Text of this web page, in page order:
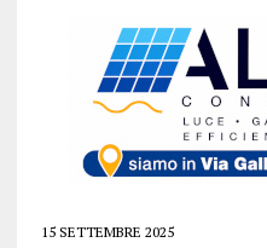
15 SETTEMBRE 2025